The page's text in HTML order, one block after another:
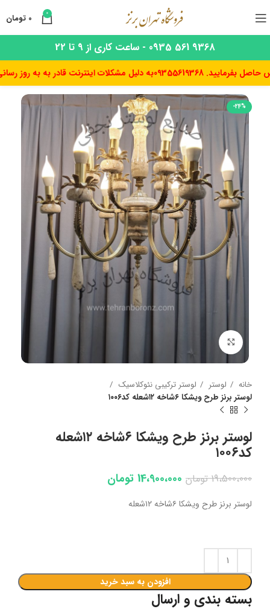
0
0 تومان
9368 561 0935 - ساعت کاری از 9 تا 22
به دلیل مشکلات اینترنت قادر به به روز رسانی 09355619368
-24%
خانه لوستر
لوستر ترکیبی نئوکلاسیک
لوستر برنز طرح ویشکا ۶شاخه ۱۲شعله کد۱۰۰۶
لوستر برنز طرح ویشکا ۶شاخه ۱۲شعله
کد۱۰۰۶
19،500،000تومان 14،900،000 تومان
لوستر برنز طرح ویشکا ۶شاخه ۱۲شعله
افزودن به سبد خرید
بسته بندی و ارسال